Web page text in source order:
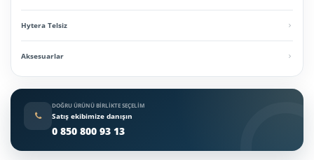
Hytera Telsiz
Aksesuarlar
DOĞRU ÜRÜNÜ BIRLIKTE SEÇELIM
Satış ekibimize danışın
0 850 800 93 13